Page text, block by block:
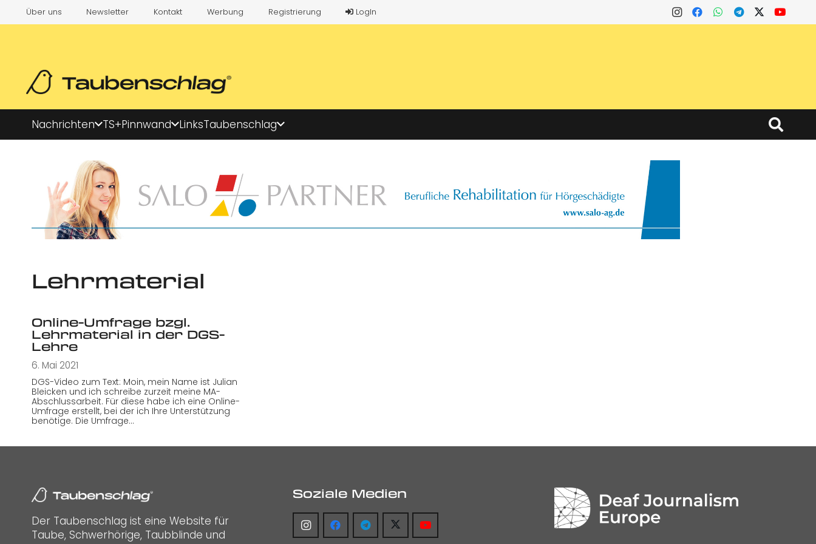
Über uns Newsletter Kontakt Werbung Registrierung LogIn
Nachrichten TS+Pinnwand LinksTaubenschlag
Lehrmaterial
Online-Umfrage bzgl.
Lehrmaterial in der DGS-
Lehre
6. Mai 2021
DGS-Video zum Text: Moin, mein Name ist Julian
Bleicken und ich schreibe zurzeit meine MA-
Abschlussarbeit. Für diese habe ich eine Online-
Umfrage erstellt, bei der ich Ihre Unterstützung
benötige. Die Umfrage…
Der Taubenschlag ist eine Website für
Taube, Schwerhörige, Taubblinde und
Soziale Medien